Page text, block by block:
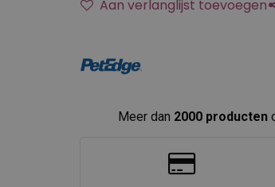
Aan verlanglijst toevoegen
Meer dan 2000 producten